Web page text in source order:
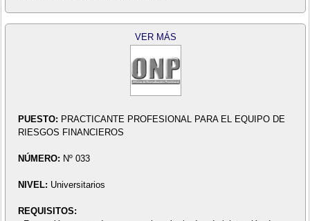
VER MÁS
PUESTO: PRACTICANTE PROFESIONAL PARA EL EQUIPO DE
RIESGOS FINANCIEROS
NÚMERO: Nº 033
NIVEL: Universitarios
REQUISITOS: